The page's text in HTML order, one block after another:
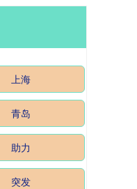
上海
青岛
助力
突发